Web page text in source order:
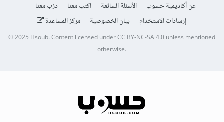
عن أكاديمية حسوب الأسئلة الشائعة اكتب معنا
درّب معنا
إرشادات الاستخدام
بيان الخصوصية مركز المساعدة
© 2025 Hsoub.Content licensed underCC BY-NC-SA 4.0unless mentioned
otherwise.